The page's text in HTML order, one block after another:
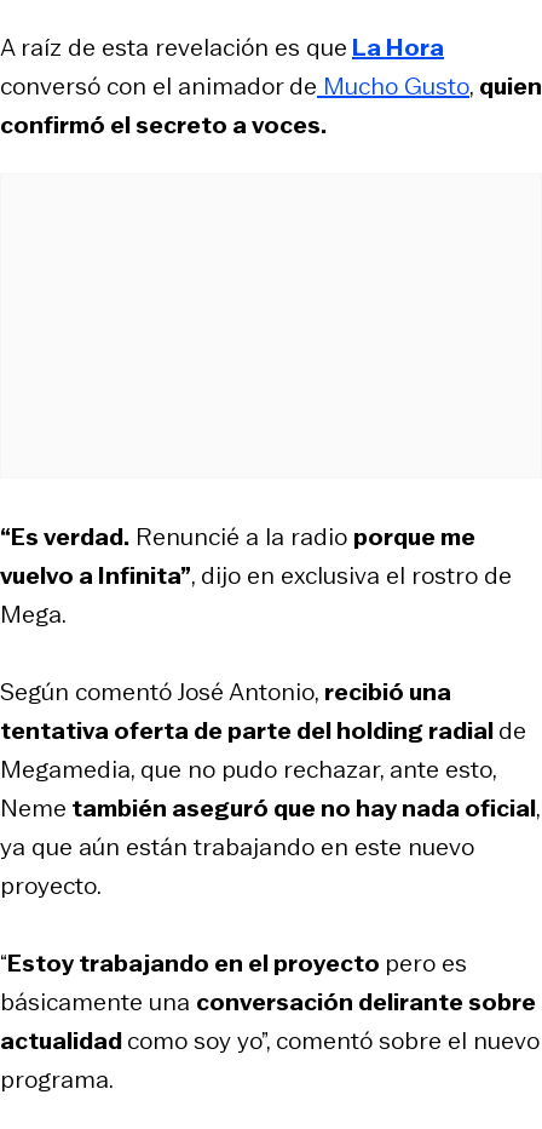
A raíz de esta revelación es que La Hora
conversó con el animador de Mucho Gusto, quien
confirmó el secreto a voces.
“Es verdad. Renuncié a la radio porque me
vuelvo a Infinita”, dijo en exclusiva el rostro de
Mega.
Según comentó José Antonio, recibió una
tentativa oferta de parte del holding radialde
Megamedia, que no pudo rechazar, ante esto,
Neme también aseguró que no hay nada oficial,
ya que aún están trabajando en este nuevo
proyecto.
“Estoy trabajando en el proyecto pero es
básicamente una conversación delirante sobre
actualidadcomo soy yo”, comentó sobre el nuevo
programa.